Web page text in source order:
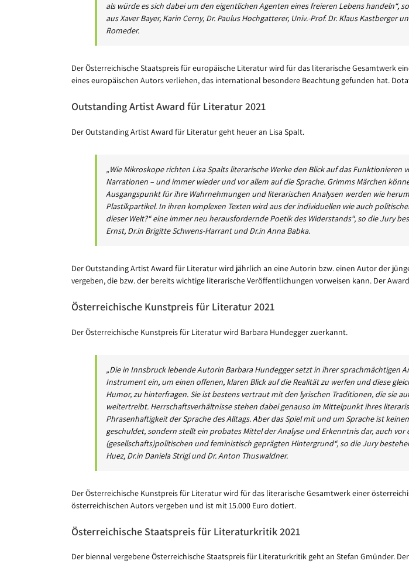
als würde es sich dabei um den eigentlichen Agenten eines freieren Lebens handeln“,
aus Xaver Bayer, Karin Cerny, Dr. Paulus Hochgatterer, Univ.-Prof. Dr. Klaus Kastberger
Romeder.
Der Österreichische Staatspreis für europäische Literatur wird für das literarische Gesamtwerk
eines europäischen Autors verliehen, das international besondere Beachtung gefunden hat.
Outstanding Artist Award für Literatur 2021
Der Outstanding Artist Award für Literatur geht heuer an Lisa Spalt.
„Wie Mikroskope richten Lisa Spalts literarische Werke den Blick auf das Funktionieren
Narrationen – und immer wieder und vor allem auf die Sprache. Grimms Märchen
Ausgangspunkt für ihre Wahrnehmungen und literarischen Analysen werden wie
Plastikpartikel. In ihren komplexen Texten wird aus der individuellen wie auch
dieser Welt?“ eine immer neu herausfordernde Poetik des Widerstands“, so die Jury
Ernst, Dr.in Brigitte Schwens-Harrant und Dr.in Anna Babka.
Der Outstanding Artist Award für Literatur wird jährlich an eine Autorin bzw. einen Autor der
vergeben, die bzw. der bereits wichtige literarische Veröffentlichungen vorweisen kann. Der
Österreichische Kunstpreis für Literatur 2021
Der Österreichische Kunstpreis für Literatur wird Barbara Hundegger zuerkannt.
„Die in Innsbruck lebende Autorin Barbara Hundegger setzt in ihrer sprachmächtigen
Instrument ein, um einen offenen, klaren Blick auf die Realität zu werfen und diese
Humor, zu hinterfragen. Sie ist bestens vertraut mit den lyrischen Traditionen, die sie
weitertreibt. Herrschaftsverhältnisse stehen dabei genauso im Mittelpunkt ihres
Phrasenhaftigkeit der Sprache des Alltags. Aber das Spiel mit und um Sprache ist
geschuldet, sondern stellt ein probates Mittel der Analyse und Erkenntnis dar, auch vor
(gesellschafts)politischen und feministisch geprägten Hintergrund“, so die Jury
Huez, Dr.in Daniela Strigl und Dr. Anton Thuswaldner.
Der Österreichische Kunstpreis für Literatur wird für das literarische Gesamtwerk einer
österreichischen Autors vergeben und ist mit 15.000 Euro dotiert.
Österreichische Staatspreis für Literaturkritik 2021
Der biennal vergebene Österreichische Staatspreis für Literaturkritik geht an Stefan Gmünder.